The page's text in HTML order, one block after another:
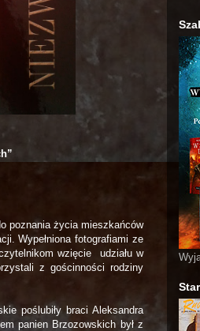
poznania życia mieszkańców
Wypełniona fotografiami ze
wzięcie udziału w
z gościnności rodziny
poślubiły braci Aleksandra
panien Brzozowskich był z